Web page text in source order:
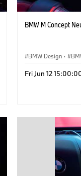
BMW M Concept
BMW Design ·
Fri Jun 12